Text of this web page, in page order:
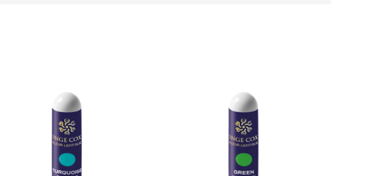
extra dimensie te geven. Je transformeert je energie